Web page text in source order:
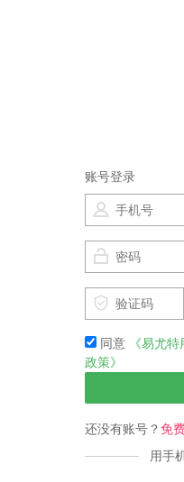
账号登录
同意 《易尤特
政策》
还没有账号？免
用手